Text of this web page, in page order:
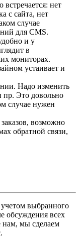
нет
с сайта, нет
случае
для CMS.
и у
в
мониторах.
устаивает и
Надо изменить
пр. Это довольно
случае нужен
возможно
обратной связи,
выбранного
обсуждения всех
нам, мы сделаем